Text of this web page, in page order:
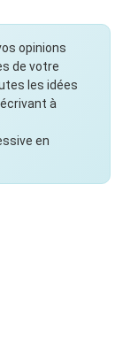
opinions
de votre
les idées
à
en